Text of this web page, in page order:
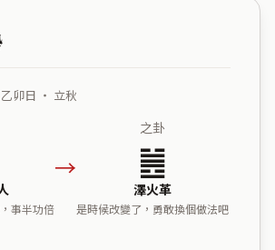
卯日 ・ 立秋
事半功倍
→
之卦
䷰
澤火革
是時候改變了，勇敢換個做法吧